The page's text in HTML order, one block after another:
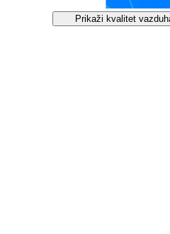
Prikaži kvalitet